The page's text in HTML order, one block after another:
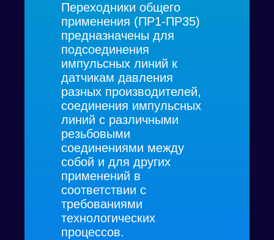
Переходники общего
применения (ПР1-ПР35)
предназначены для
подсоединения
импульсных линий к
датчикам давления
разных производителей,
соединения импульсных
линий с различными
резьбовыми
соединениями между
собой и для других
применений в
соответствии с
требованиями
технологических
процессов.